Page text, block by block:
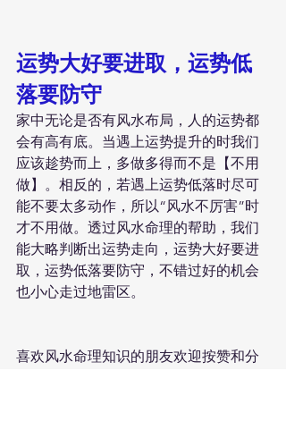
运势大好要进取，运势低
落要防守
家中无论是否有风水布局，人的运势都
会有高有底。当遇上运势提升的时我们
应该趁势而上，多做多得而不是【不用
做】。相反的，若遇上运势低落时尽可
能不要太多动作，所以“风水不厉害”时
才不用做。透过风水命理的帮助，我们
能大略判断出运势走向，运势大好要进
取，运势低落要防守，不错过好的机会
也小心走过地雷区。
喜欢风水命理知识的朋友欢迎按赞和分